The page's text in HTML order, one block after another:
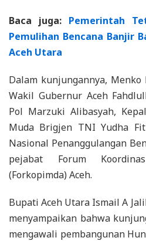
Baca juga: Pemerintah
Pemulihan Bencana Banjir
Aceh Utara
Dalam kunjungannya,
Wakil Gubernur Aceh
Pol Marzuki Alibasyah,
Muda Brigjen TNI Yudha
Nasional Penanggulangan
pejabat Forum
(Forkopimda) Aceh.
Bupati Aceh Utara Ismail A
menyampaikan bahwa
mengawali pembangunan